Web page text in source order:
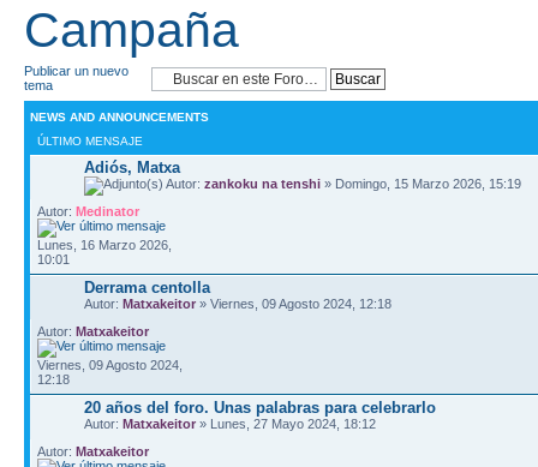
Campaña
Publicar un nuevo
tema
NEWS AND ANNOUNCEMENTS
ÚLTIMO MENSAJE
Adiós, Matxa
Autor: zankoku na tenshi » Domingo, 15 Marzo 2026, 15:19
Autor: Medinator
Lunes, 16 Marzo 2026,
10:01
Derrama centolla
Autor: Matxakeitor » Viernes, 09 Agosto 2024, 12:18
Autor: Matxakeitor
Viernes, 09 Agosto 2024,
12:18
20 años del foro. Unas palabras para celebrarlo
Autor: Matxakeitor » Lunes, 27 Mayo 2024, 18:12
Autor: Matxakeitor